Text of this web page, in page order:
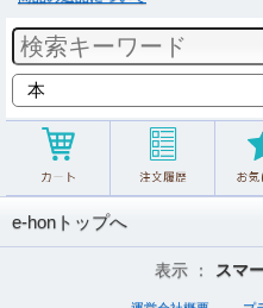
e-honトップへ
表示 ： スマ